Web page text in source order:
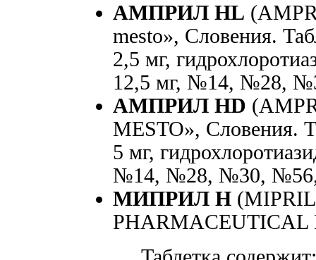
АМПРИЛ HL
mesto», Словения.
2,5 мг,
12,5 мг, №14, №28,
АМПРИЛ HD
MESTO», Словения.
5 мг,
№14, №28, №30,
МИПРИЛ Н
PHARMACEUTICAL